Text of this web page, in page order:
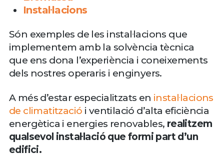
Instal·lacions
Són exemples de les instal·lacions que
implementem amb la solvència tècnica
que ens dona l’experiència i coneixements
dels nostres operaris i enginyers.
A més d’estar especialitzats en instal·lacions
de climatització i ventilació d’alta eficiència
energètica i energies renovables, realitzem
qualsevol instal·lació que formi part d’un
edifici.